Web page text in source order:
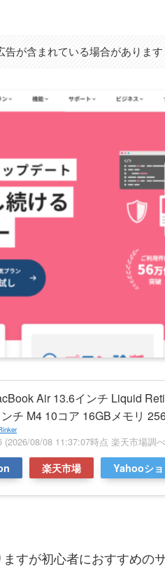
が含まれている場合があります
Air 13.6インチ Liquid
チ M4 10コア 16GBメモリ
(2026/08/08 11:37:07時点 楽天市場調
楽天市場 Yahooシ
すが初心者におすすめの